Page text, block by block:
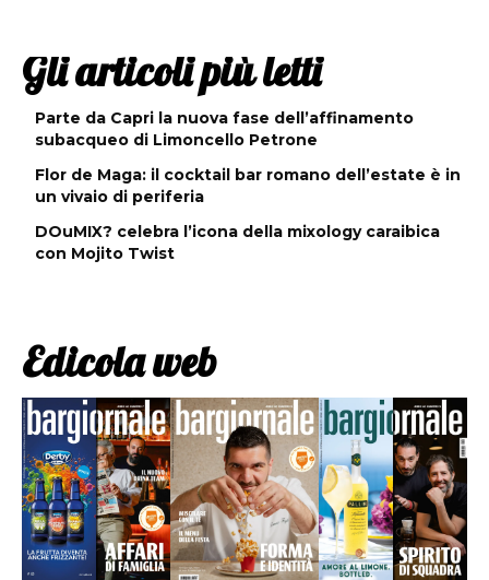
Gli articoli più letti
Parte da Capri la nuova fase dell’affinamento
subacqueo di Limoncello Petrone
Flor de Maga: il cocktail bar romano dell’estate è in
un vivaio di periferia
DOuMIX? celebra l’icona della mixology caraibica
con Mojito Twist
Edicola web